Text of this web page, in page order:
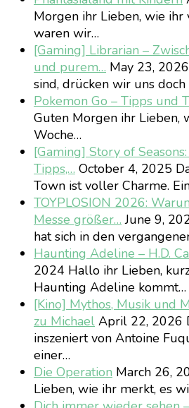
Morgen ihr Lieben, wie ihr
waren wir…
[Gaming] Librarian –
und purem… May 23, 2026
sind, drücken wir uns
Pokemon Go – Tipps und
Guten Morgen ihr Lieben,
Woche…
[Gaming] Story of
Tipps,… October 4, 2025
Town ist voller Charme.
TOYPLOSION 2026:
Messe größer… June 9,
hat sich in den
Haunting Adeline – H.D.
2024 Hallo ihr Lieben,
Haunting Adeline kommt…
[Kino] Mythos, Musik und
zu Michael April 22, 2026
inszeniert von Antoine
einer…
Die Operation March 26,
Lieben, wie ihr merkt, es